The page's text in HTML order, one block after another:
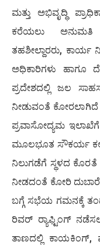
ಮತ್ತು ಅಭಿವೃದ್ಧಿ
ಕರೆಯಲು ಅನುಮತಿ
ತಹಶೀಲ್ದಾರರು,
ಅಧಿಕಾರಿಗಳು ಹಾಗೂ
ಪ್ರದೇಶದಲ್ಲಿ ಜಲ
ನೀಡುವಂತೆ ಕೋರಲಾಗಿದೆ
ಪ್ರವಾಸೋದ್ಯಮ
ಮೂಲಭೂತ ಸೌಕರ್ಯ
ನಿಲುಗಡೆಗೆ ಸ್ಥಳದ ಕೊರತೆ
ನೀಡದಂತೆ ಕೋರಿ
ಬಗ್ಗೆ ಸಭೆಯ ಗಮನಕ್ಕೆ
ರಿವರ್ ರ‍್ಯಾಫ್ಟಿಂಗ್
ತಾಣದಲ್ಲಿ